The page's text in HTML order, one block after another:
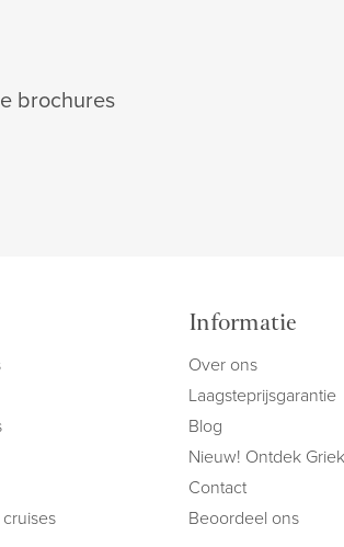
brochures
Informatie
Over ons
Laagsteprijsgarantie
Blog
Nieuw! Ontdek
Contact
Beoordeel ons